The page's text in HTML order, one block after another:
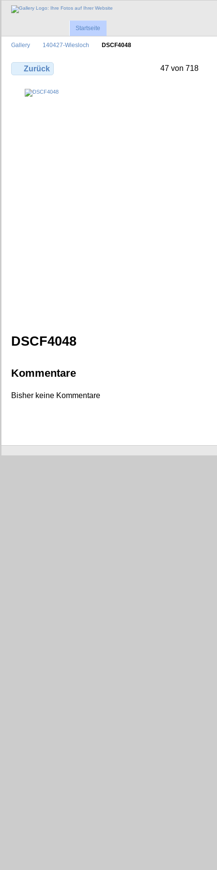
Startseite
Gallery 140427-Wiesloch DSCF4048
Zurück 47 von 718
DSCF4048
Kommentare
Bisher keine Kommentare